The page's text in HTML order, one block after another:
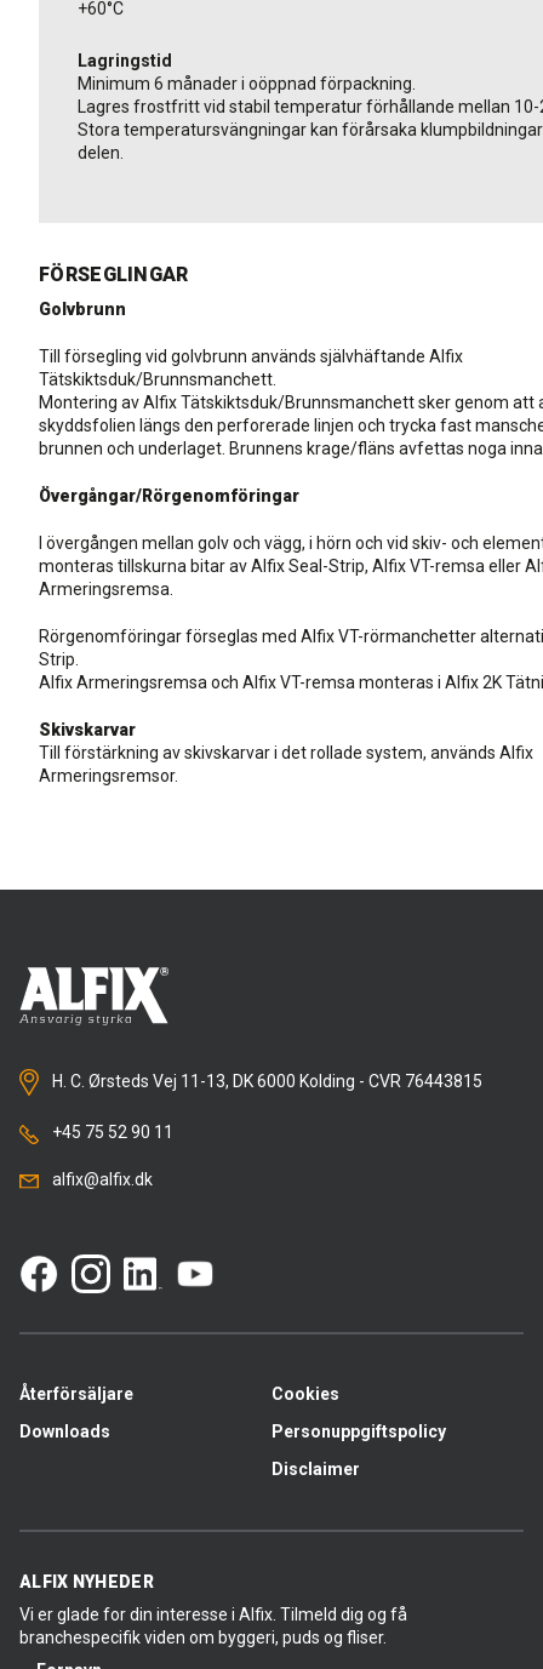
+60°C
Lagringstid
Minimum 6 månader i oöppnad förpackning.
Lagres frostfritt vid stabil temperatur förhållande mellan 10-
Stora temperatursvängningar kan förårsaka
delen.
FÖRSEGLINGAR
Golvbrunn
Till försegling vid golvbrunn används självhäftande Alfix
Tätskiktsduk/Brunnsmanchett.
Montering av Alfix Tätskiktsduk/Brunnsmanchett sker genom att
skyddsfolien längs den perforerade linjen och trycka fast
brunnen och underlaget. Brunnens krage/fläns avfettas noga
Övergångar/Rörgenomföringar
I övergången mellan golv och vägg, i hörn och vid skiv- och
monteras tillskurna bitar av Alfix Seal-Strip, Alfix VT-remsa eller
Armeringsremsa.
Rörgenomföringar förseglas med Alfix VT-rörmanchetter
Strip.
Alfix Armeringsremsa och Alfix VT-remsa monteras i Alfix 2K
Skivskarvar
Till förstärkning av skivskarvar i det rollade system, används Alfix
Armeringsremsor.
H. C. Ørsteds Vej 11-13, DK 6000 Kolding - CVR 76443815
+45 75 52 90 11
alfix@alfix.dk
Återförsäljare
Downloads
Cookies
Personuppgiftspolicy
Disclaimer
ALFIX NYHEDER
Vi er glade for din interesse i Alfix. Tilmeld dig og få
branchespecifik viden om byggeri, puds og fliser.